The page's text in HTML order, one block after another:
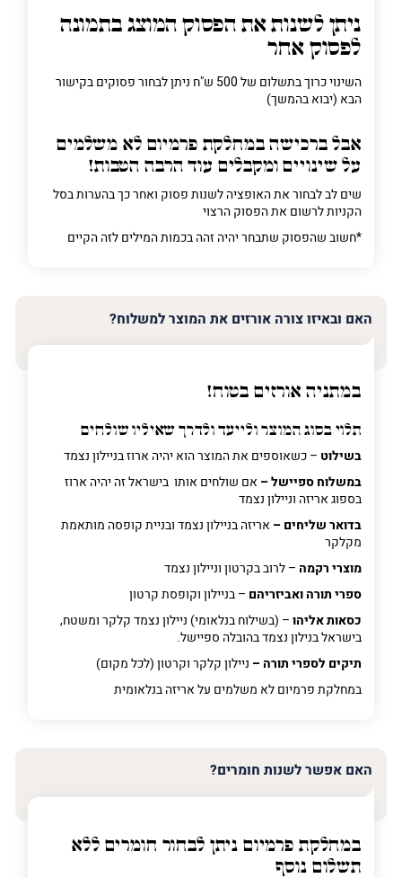
ניתן לשנות את הפסוק המוצג בתמונה
לפסוק אחר
השינוי כרוך בתשלום של 500 ש"ח ניתן לבחור פסוקים בקישור
הבא (יבוא בהמשך)
אבל ברכישה במחלקת פרמיום לא משלמים
על שינויים ומקבלים עוד הרבה הטבות!
שים לב לבחור את האופציה לשנות פסוק ואחר כך בהערות בסל
הקניות לרשום את הפסוק הרצוי
*חשוב שהפסוק שתבחר יהיה זהה בכמות המילים לזה הקיים
האם ובאיזו צורה אורזים את המוצר למשלוח?
במתניה אורזים בטוח!
תלוי בסוג המוצר ולייעד ולדרך שאיליו שולחים
בשילוט – כשאוספים את המוצר הוא יהיה ארוז בניילון נצמד
במשלוח ספיישל – אם שולחים אותו בישראל זה יהיה ארוז
בספוג אריזה וניילון נצמד
בדואר שליחים – אריזה בניילון נצמד ובניית קופסה מותאמת
מקלקר
מוצרי רקמה – לרוב בקרטון וניילון נצמד
ספרי תורה ואביזריהם – בניילון וקופסת קרטון
כסאות אליהו– (בשילוח בנלאומי) ניילון נצמד קלקר ומשטח,
בישראל בנילון נצמד בהובלה ספיישל.
תיקים לספרי תורה – ניילון קלקר וקרטון (לכל מקום)
במחלקת פרמיוםלא משלמים על אריזה בנלאומית
האם אפשר לשנות חומרים?
במחלקת פרמיום ניתן לבחור חומרים ללא
תשלום נוסף